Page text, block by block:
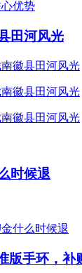
田河风光
时候退
版手环，补